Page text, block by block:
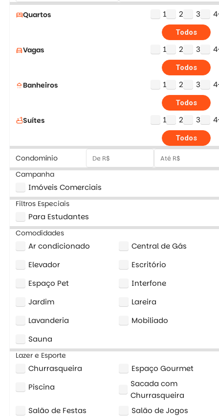
bedQuartos 1 2 3
Todos
directions_carVagas 1 2 3
Todos
shower Banheiros 1 2 3
Todos
bathtubSuítes 1 2 3
Todos
Condomínio
Campanha
Imóveis Comerciais
Filtros Especiais
Para Estudantes
Comodidades
Ar condicionado
Central de Gás
Elevador
Escritório
Espaço Pet
Interfone
Jardim
Lareira
Lavanderia
Mobiliado
Sauna
Lazer e Esporte
Churrasqueira
Espaço Gourmet
Piscina
Sacada com
Churrasqueira
Salão de Festas
Salão de Jogos